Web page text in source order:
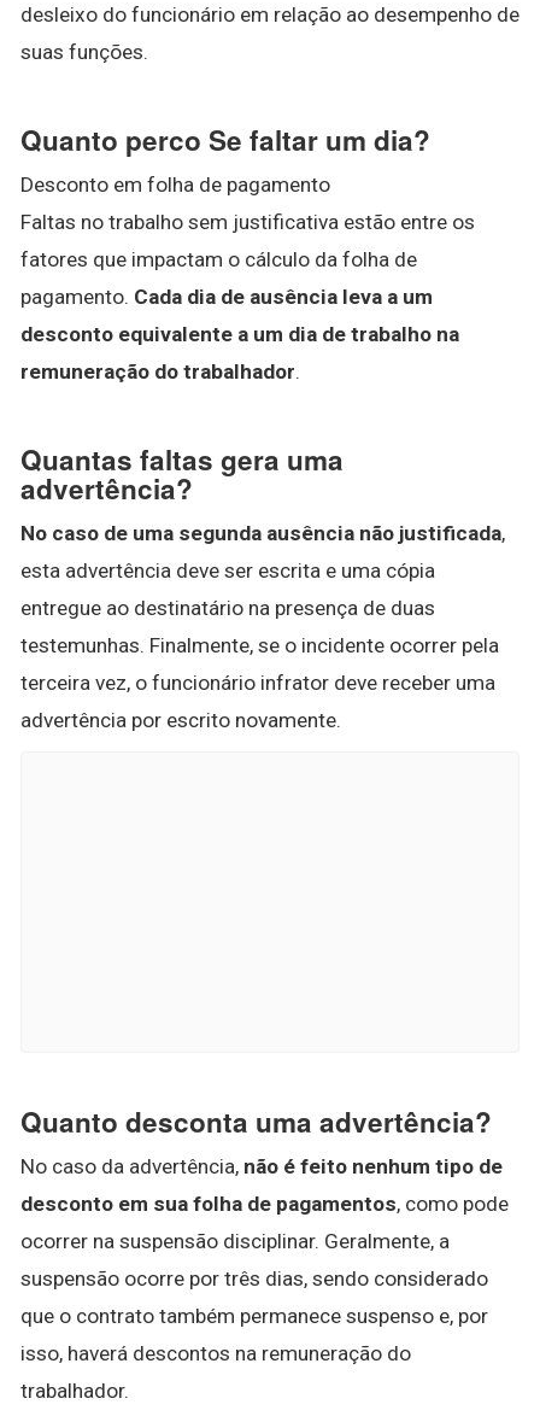
desleixo do funcionário em relação ao desempenho de
suas funções.
Quanto perco Se faltar um dia?
Desconto em folha de pagamento
Faltas no trabalho sem justificativa estão entre os
fatores que impactam o cálculo da folha de
pagamento. Cada dia de ausência leva a um
desconto equivalente a um dia de trabalho na
remuneração do trabalhador.
Quantas faltas gera uma
advertência?
No caso de uma segunda ausência não justificada,
esta advertência deve ser escrita e uma cópia
entregue ao destinatário na presença de duas
testemunhas. Finalmente, se o incidente ocorrer pela
terceira vez, o funcionário infrator deve receber uma
advertência por escrito novamente.
Quanto desconta uma advertência?
No caso da advertência, não é feito nenhum tipo de
desconto em sua folha de pagamentos, como pode
ocorrer na suspensão disciplinar. Geralmente, a
suspensão ocorre por três dias, sendo considerado
que o contrato também permanece suspenso e, por
isso, haverá descontos na remuneração do
trabalhador.